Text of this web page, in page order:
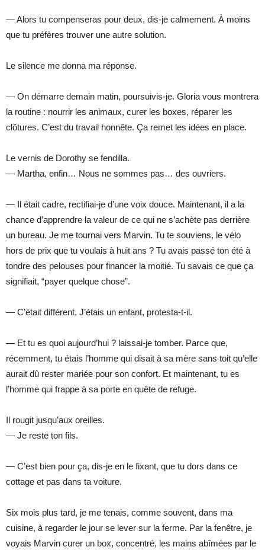
— Alors tu compenseras pour deux, dis-je calmement. À moins
que tu préfères trouver une autre solution.
Le silence me donna ma réponse.
— On démarre demain matin, poursuivis-je. Gloria vous montrera
la routine : nourrir les animaux, curer les boxes, réparer les
clôtures. C’est du travail honnête. Ça remet les idées en place.
Le vernis de Dorothy se fendilla.
— Martha, enfin… Nous ne sommes pas… des ouvriers.
— Il était cadre, rectifiai-je d’une voix douce. Maintenant, il a la
chance d’apprendre la valeur de ce qui ne s’achète pas derrière
un bureau. Je me tournai vers Marvin. Tu te souviens, le vélo
hors de prix que tu voulais à huit ans ? Tu avais passé ton été à
tondre des pelouses pour financer la moitié. Tu savais ce que ça
signifiait, “payer quelque chose”.
— C’était différent. J’étais un enfant, protesta-t-il.
— Et tu es quoi aujourd’hui ? laissai-je tomber. Parce que,
récemment, tu étais l’homme qui disait à sa mère sans toit qu’elle
aurait dû rester mariée pour son confort. Et maintenant, tu es
l’homme qui frappe à sa porte en quête de refuge.
Il rougit jusqu’aux oreilles.
— Je reste ton fils.
— C’est bien pour ça, dis-je en le fixant, que tu dors dans ce
cottage et pas dans ta voiture.
Six mois plus tard, je me tenais, comme souvent, dans ma
cuisine, à regarder le jour se lever sur la ferme. Par la fenêtre, je
voyais Marvin curer un box, concentré, les mains abîmées par le